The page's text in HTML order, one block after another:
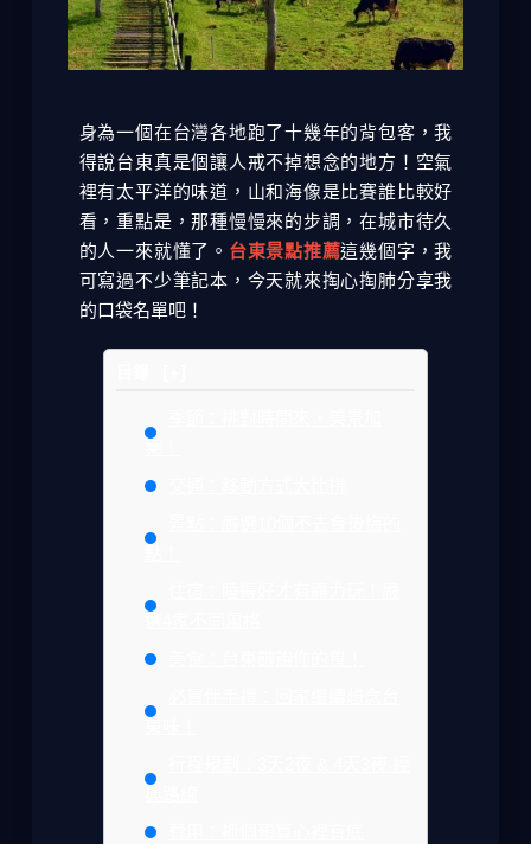
身為一個在台灣各地跑了十幾年的背包客，我
得說台東真是個讓人戒不掉想念的地方！空氣
裡有太平洋的味道，山和海像是比賽誰比較好
看，重點是，那種慢慢來的步調，在城市待久
的人一來就懂了。 台東景點推薦這幾個字，我
可寫過不少筆記本，今天就來掏心掏肺分享我
的口袋名單吧！